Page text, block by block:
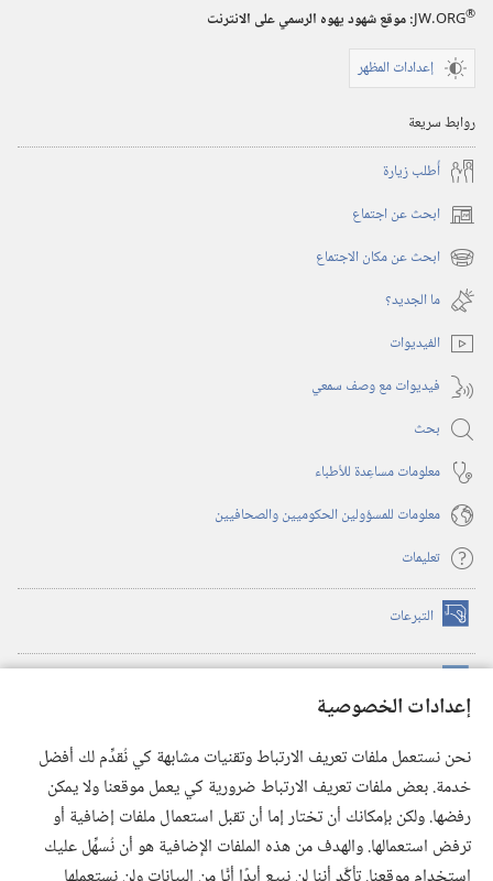
إعدادات الخصوصية
نحن نستعمل ملفات تعريف الارتباط وتقنيات مشابهة كي نُقدِّم لك أفضل
خدمة. بعض ملفات تعريف الارتباط ضرورية كي يعمل موقعنا ولا يمكن
رفضها. ولكن بإمكانك أن تختار إما أن تقبل استعمال ملفات إضافية أو
ترفض استعمالها. والهدف من هذه الملفات الإضافية هو أن نُسهِّل عليك
JW.ORG®
:‏ موقع شهود يهوه الرسمي على الانترنت
إعدادات المظهر
روابط سريعة
أُطلب زيارة
ابحث عن اجتماع (يفتح
نافذة ابحث عن مكان الاجتماع (يفتح
نافذة
جديدة)
ما الجديد؟‏
الفيديوات
فيديوات مع وصف سمعي
بحث
معلومات مساعِدة للأطباء
معلومات للمسؤولين الحكوميين والصحافيين
تعليمات
التبرعات (يفتح
نافذة
(يفتح
نافذة
(يفتح
نافذة
جديدة) تطبيق ®
JW Library
مكتبة برج المراقبة